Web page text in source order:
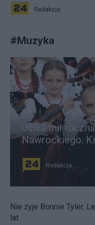
Redakcja
#Muzyka
Uświetnił
Nawrockiego.
Redakcja
Nie żyje Bonnie Tyler.
lat